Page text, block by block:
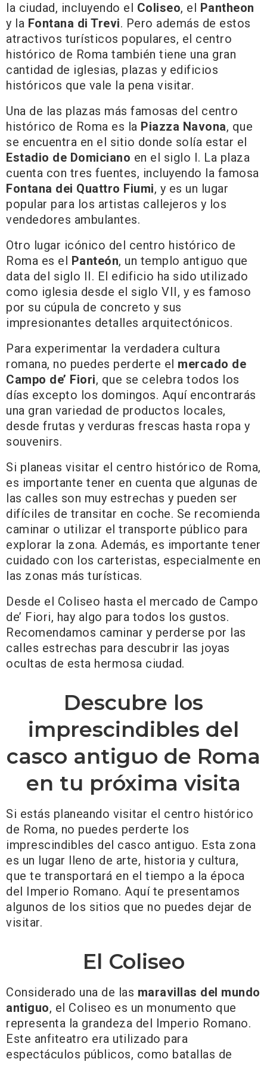
la ciudad, incluyendo el Coliseo, el Pantheon
y la Fontana di Trevi. Pero además de estos
atractivos turísticos populares, el centro
histórico de Roma también tiene una gran
cantidad de iglesias, plazas y edificios
históricos que vale la pena visitar.
Una de las plazas más famosas del centro
histórico de Roma es la Piazza Navona, que
se encuentra en el sitio donde solía estar el
Estadio de Domiciano en el siglo I. La plaza
cuenta con tres fuentes, incluyendo la famosa
Fontana dei Quattro Fiumi, y es un lugar
popular para los artistas callejeros y los
vendedores ambulantes.
Otro lugar icónico del centro histórico de
Roma es el Panteón, un templo antiguo que
data del siglo II. El edificio ha sido utilizado
como iglesia desde el siglo VII, y es famoso
por su cúpula de concreto y sus
impresionantes detalles arquitectónicos.
Para experimentar la verdadera cultura
romana, no puedes perderte el mercado de
Campo de’ Fiori, que se celebra todos los
días excepto los domingos. Aquí encontrarás
una gran variedad de productos locales,
desde frutas y verduras frescas hasta ropa y
souvenirs.
Si planeas visitar el centro histórico de Roma,
es importante tener en cuenta que algunas de
las calles son muy estrechas y pueden ser
difíciles de transitar en coche. Se recomienda
caminar o utilizar el transporte público para
explorar la zona. Además, es importante tener
cuidado con los carteristas, especialmente en
las zonas más turísticas.
Desde el Coliseo hasta el mercado de Campo
de’ Fiori, hay algo para todos los gustos.
Recomendamos caminar y perderse por las
calles estrechas para descubrir las joyas
ocultas de esta hermosa ciudad.
Descubre los
imprescindibles del
casco antiguo de Roma
en tu próxima visita
Si estás planeando visitar el centro histórico
de Roma, no puedes perderte los
imprescindibles del casco antiguo. Esta zona
es un lugar lleno de arte, historia y cultura,
que te transportará en el tiempo a la época
del Imperio Romano. Aquí te presentamos
algunos de los sitios que no puedes dejar de
visitar.
El Coliseo
Considerado una de las maravillas del mundo
antiguo, el Coliseo es un monumento que
representa la grandeza del Imperio Romano.
Este anfiteatro era utilizado para
espectáculos públicos, como batallas de